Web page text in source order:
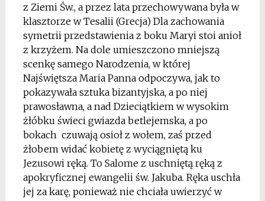
z Ziemi Św., a przez lata przechowywana była w
klasztorze w Tesalii (Grecja) Dla zachowania
symetrii przedstawienia z boku Maryi stoi anioł
z krzyżem. Na dole umieszczono mniejszą
scenkę samego Narodzenia, w której
Najświętsza Maria Panna odpoczywa, jak to
pokazywała sztuka bizantyjska, a po niej
prawosławna, a nad Dzieciątkiem w wysokim
żłóbku świeci gwiazda betlejemska, a po
bokach czuwają osioł z wołem, zaś przed
żłobem widać kobietę z wyciągniętą ku
Jezusowi ręką. To Salome z uschniętą ręką z
apokryficznej ewangelii św. Jakuba. Ręka uschła
jej za karę, ponieważ nie chciała uwierzyć w